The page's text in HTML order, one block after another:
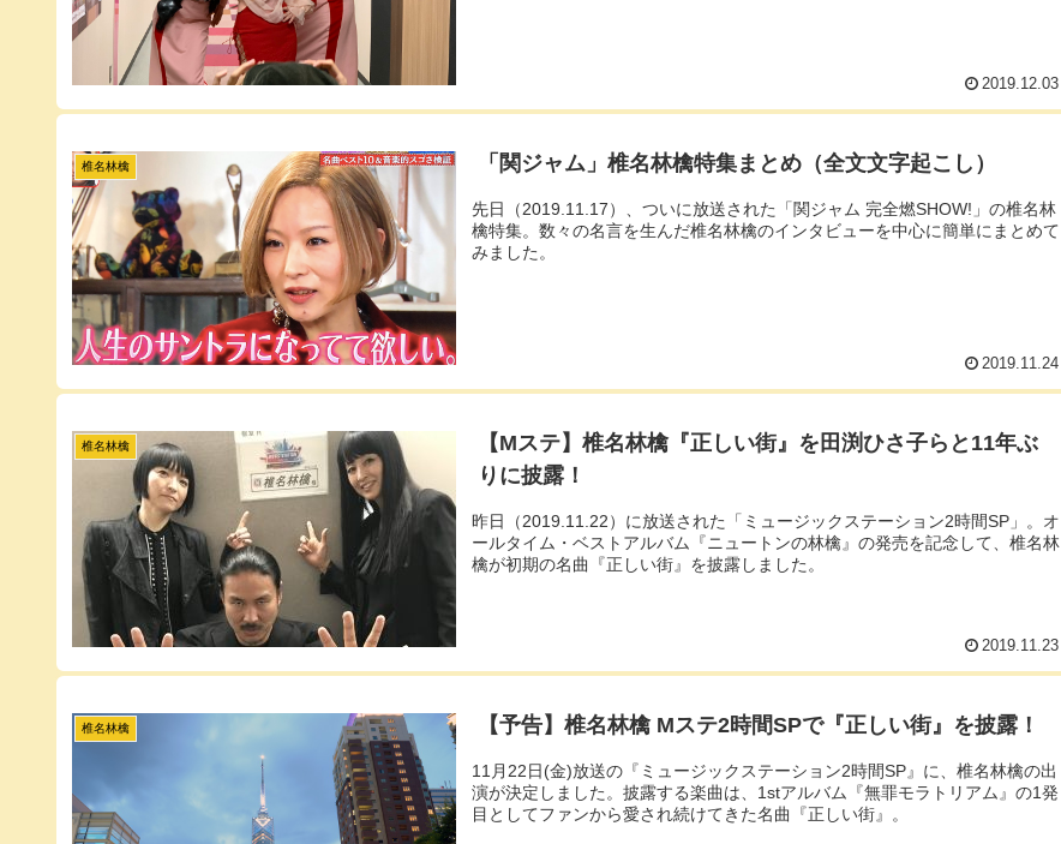
2019.12.03
椎名林檎 「関ジャム」椎名林檎特集まとめ（全文文字起こし）
先日（2019.11.17）、ついに放送された「関ジャム 完全燃SHOW!」の椎名林
檎特集。数々の名言を生んだ椎名林檎のインタビューを中心に簡単にまとめて
みました。
2019.11.24
椎名林檎
【Mステ】椎名林檎『正しい街』を田渕ひさ子らと11年ぶ
りに披露！
昨日（2019.11.22）に放送された「ミュージックステーション2時間SP」。オ
ールタイム・ベストアルバム『ニュートンの林檎』の発売を記念して、椎名林
檎が初期の名曲『正しい街』を披露しました。
2019.11.23
椎名林檎 【予告】椎名林檎 Mステ2時間SPで『正しい街』を披露！
11月22日(金)放送の『ミュージックステーション2時間SP』に、椎名林檎の出
演が決定しました。披露する楽曲は、1stアルバム『無罪モラトリアム』の1発
目としてファンから愛され続けてきた名曲『正しい街』。